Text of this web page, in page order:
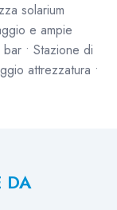
solarium
e ampie
• Stazione di
attrezzatura •
DA